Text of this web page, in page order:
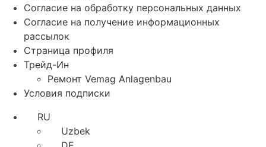
Согласие на обработку персональных данных
Согласие на получение информационных
рассылок
Страница профиля
Трейд-Ин
Ремонт Vemag Anlagenbau
Условия подписки
RU
Uzbek